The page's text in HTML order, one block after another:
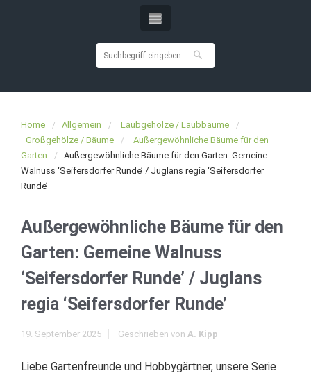
Home Allgemein
Laubgehölze / Laubbäume
Großgehölze / Bäume
Außergewöhnliche Bäume für den
Garten
Außergewöhnliche Bäume für den Garten: Gemeine
Walnuss ‘Seifersdorfer Runde’ / Juglans regia ‘Seifersdorfer
Runde’
Außergewöhnliche Bäume für den
Garten: Gemeine Walnuss
‘Seifersdorfer Runde’ / Juglans
regia ‘Seifersdorfer Runde’
19. September 2025 Geschrieben von A. Kipp
Liebe Gartenfreunde und Hobbygärtner, unsere Serie